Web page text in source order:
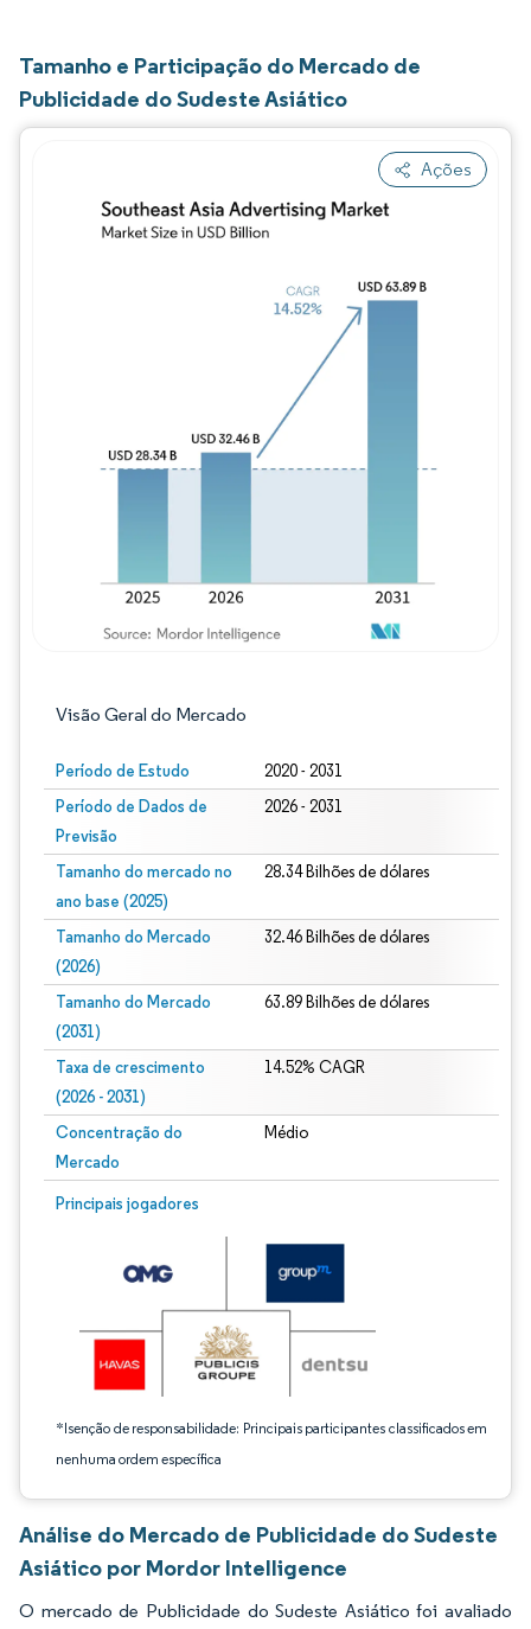
Tamanho e Participação do Mercado de
Publicidade do Sudeste Asiático
Ações
Visão Geral do Mercado
Período de Estudo 2020 - 2031
Período de Dados de
Previsão
2026 - 2031
Tamanho do mercado no
ano base (2025)
28.34 Bilhões de dólares
Tamanho do Mercado
(2026)
32.46 Bilhões de dólares
Tamanho do Mercado
(2031)
63.89 Bilhões de dólares
Taxa de crescimento
(2026 - 2031)
14.52% CAGR
Concentração do
Mercado
Médio
Principais jogadores
*Isenção de responsabilidade: Principais participantes classificados em
nenhuma ordem específica
Imagem © Mordor Intelligence. O reuso requer atribuição conforme CC BY 4.0.
Imagem © Mordor Intelligence. O reuso
Análise do Mercado de Publicidade do Sudeste
Asiático por Mordor Intelligence
O mercado de Publicidade do Sudeste Asiático foi avaliado